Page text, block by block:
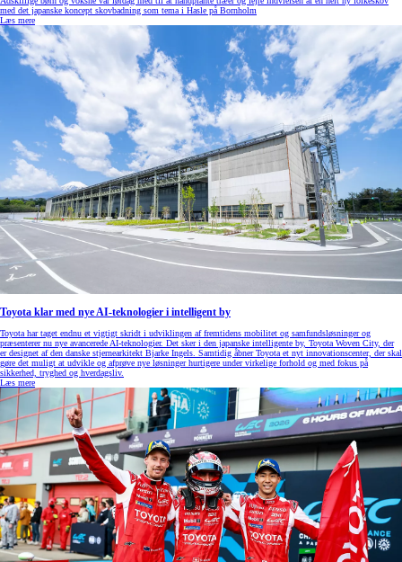
med det japanske koncept skovbadning som tema i Hasle på Bornholm
Læs mere
Toyota klar med nye AI-teknologier i intelligent by
Toyota har taget endnu et vigtigt skridt i udviklingen af fremtidens mobilitet og samfundsløsninger og
præsenterer nu nye avancerede AI-teknologier. Det sker i den japanske intelligente by, Toyota Woven City, der
er designet af den danske stjernearkitekt Bjarke Ingels. Samtidig åbner Toyota et nyt innovationscenter, der skal
gøre det muligt at udvikle og afprøve nye løsninger hurtigere under virkelige forhold og med fokus på
sikkerhed, tryghed og hverdagsliv.
Læs mere